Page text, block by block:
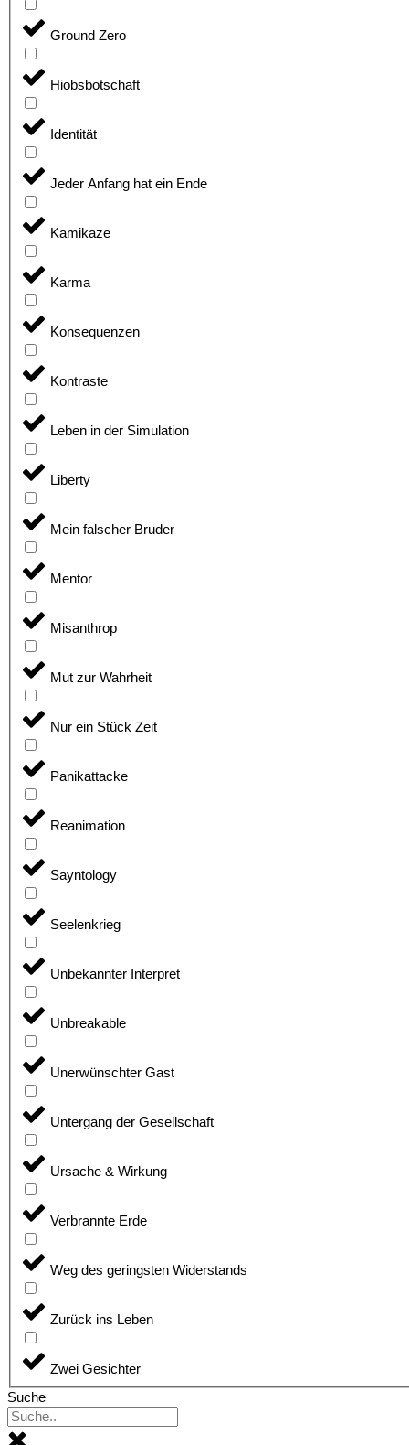
Ground Zero
Hiobsbotschaft
Identität
Jeder Anfang hat ein Ende
Kamikaze
Karma
Konsequenzen
Kontraste
Leben in der Simulation
Liberty
Mein falscher Bruder
Mentor
Misanthrop
Mut zur Wahrheit
Nur ein Stück Zeit
Panikattacke
Reanimation
Sayntology
Seelenkrieg
Unbekannter Interpret
Unbreakable
Unerwünschter Gast
Untergang der Gesellschaft
Ursache & Wirkung
Verbrannte Erde
Weg des geringsten Widerstands
Zurück ins Leben
Zwei Gesichter
Suche